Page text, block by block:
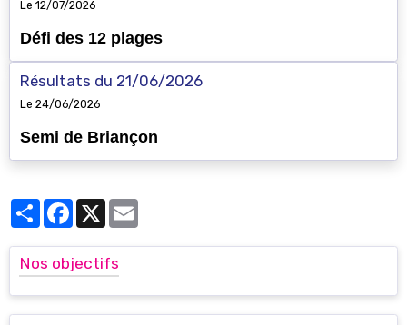
Résultats du 21/06/2026
Le 24/06/2026
Nos objectifs
Blog